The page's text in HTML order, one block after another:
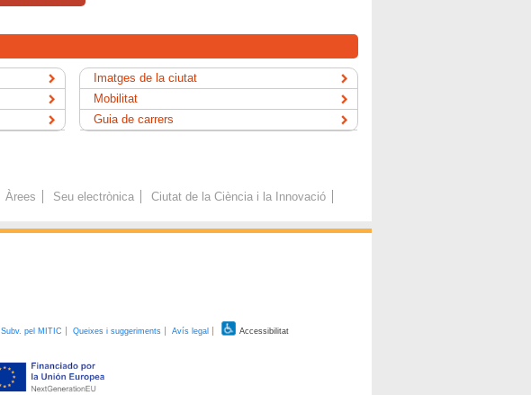
Imatges de la ciutat
Mobilitat
Guia de carrers
Àrees Seu electrònica Ciutat de la Ciència i la Innovació
Subv. pel MITIC Queixes i suggeriments Avís legal Accessibilitat